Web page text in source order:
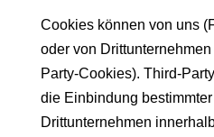
Cookies können von uns
oder von
Party-Cookies). Third-
die Einbindung
Drittunternehmen